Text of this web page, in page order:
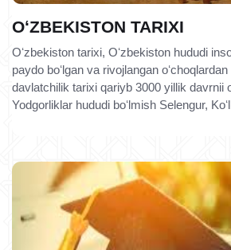
OʻZBEKISTON TARIXI
Oʻzbekiston tarixi, Oʻzbekiston hududi
paydo boʻlgan va rivojlangan
davlatchilik tarixi qariyb 3000 yillik davrnii
Yodgorliklar hududi boʻlmish Selengur,